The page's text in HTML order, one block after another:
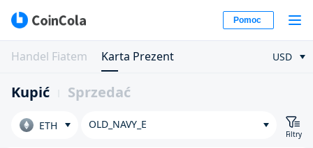
Pomoc
Handel Fiatem Karta Prezent USD
Kupić Sprzedać
ETH OLD_NAVY_E
Filtry